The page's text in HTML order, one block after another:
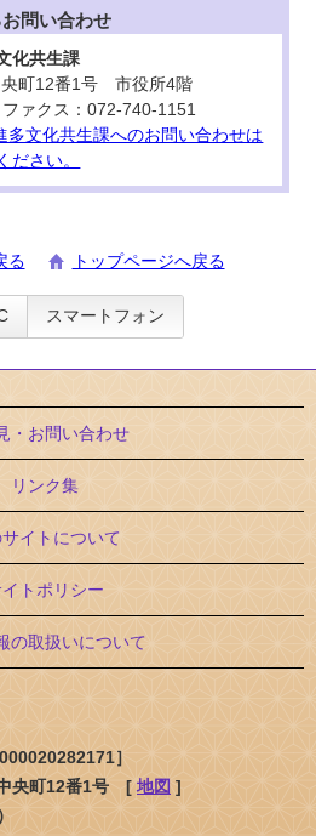
お問い合わせ
化共生課
町12番1号 市役所4階
ァクス：072-740-1151
文化共生課へのお問い合わせは
ださい。
る トップページへ戻る
スマートフォン
・お問い合わせ
リンク集
イトについて
トポリシー
の取扱いについて
］
央町12番1号 [ 地図 ]